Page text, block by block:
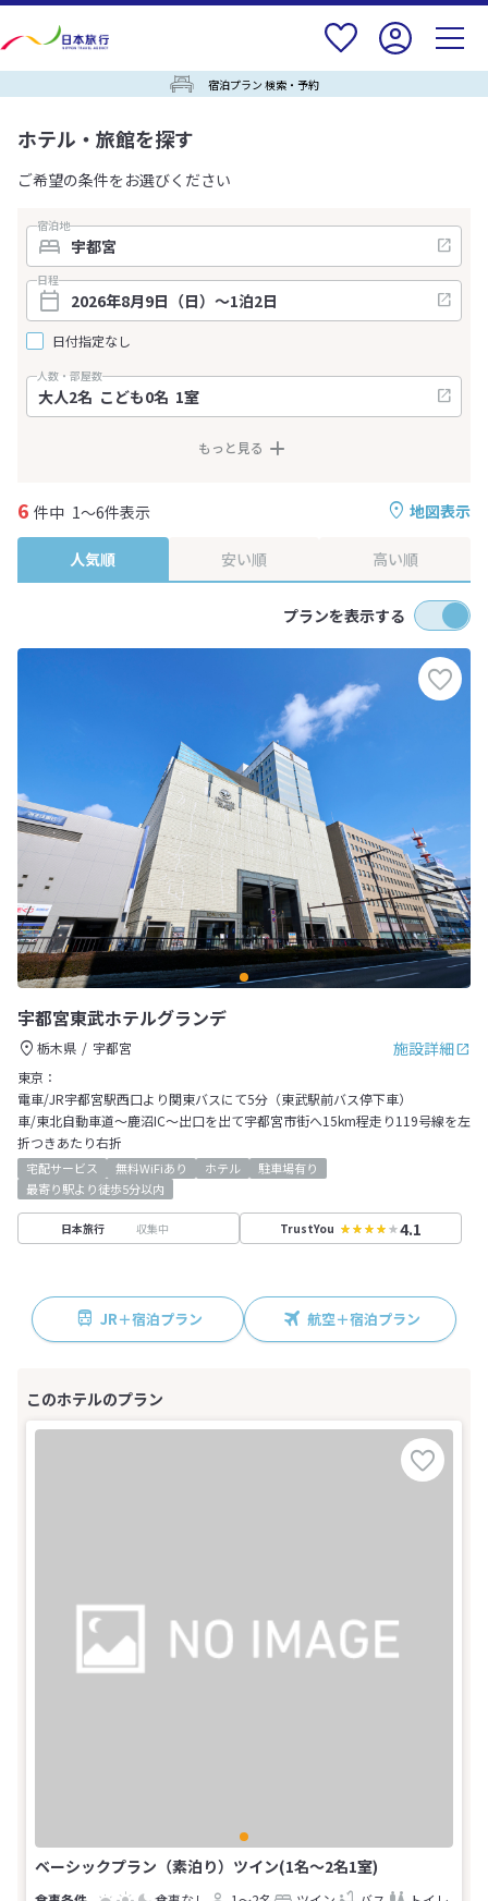
宿泊プラン 検索・予約
ホテル・旅館を探す
ご希望の条件をお選びください
宿泊地
日程
日付指定なし
人数・部屋数
もっと見る
地図表示
6 件中 1～6件表示
人気順 安い順 高い順
プランを表示する
宇都宮東武ホテルグランデ
施設詳細
栃木県
宇都宮
東京：
電車/JR宇都宮駅西口より関東バスにて5分（東武駅前バス停下車）
車/東北自動車道～鹿沼IC～出口を出て宇都宮市街へ15km程走り119号線を左
折つきあたり右折
宅配サービス 無料WiFiあり ホテル
駐車場有り
最寄り駅より徒歩5分以内
日本旅行 収集中 TrustYou 4.1
JR＋宿泊プラン 航空＋宿泊プラン
ベーシックプラン（素泊り）ツイン(1名～2名1室)